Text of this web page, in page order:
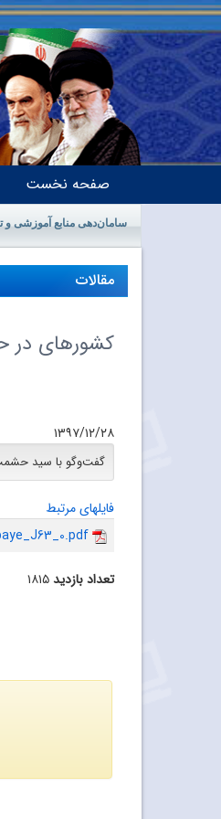
صفحه نخست
سامان‌دهی منابع آموزشی و
مقالات
کشورهای در
۱۳۹۷/۱۲/۲۸
گفت‌وگو با سید حشمت
فایلهای مرتبط
تعداد بازدید۱۸۱۵